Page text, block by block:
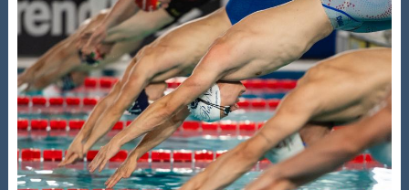
Intranet
Webmail
Contatti